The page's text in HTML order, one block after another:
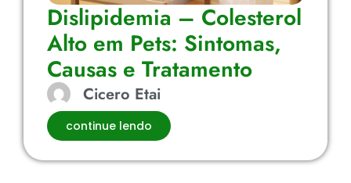
Dislipidemia – Colesterol
Alto em Pets: Sintomas,
Causas e Tratamento
Cicero Etai
continue lendo